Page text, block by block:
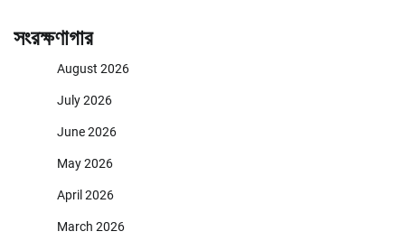
সংরক্ষণাগার
August 2026
July 2026
June 2026
May 2026
April 2026
March 2026